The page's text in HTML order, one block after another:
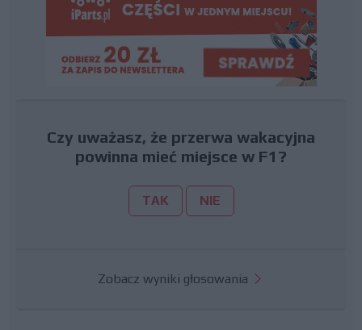
Czy uważasz, że przerwa wakacyjna
powinna mieć miejsce w F1?
TAK NIE
Zobacz wyniki głosowania